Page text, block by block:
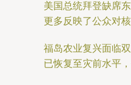
美国总统拜登缺席
更多反映了公众对
福岛农业复兴面临
已恢复至灾前水平